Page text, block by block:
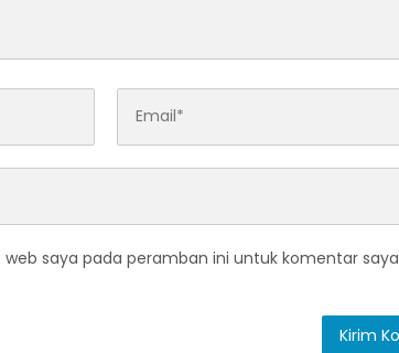
saya pada peramban ini untuk komentar saya